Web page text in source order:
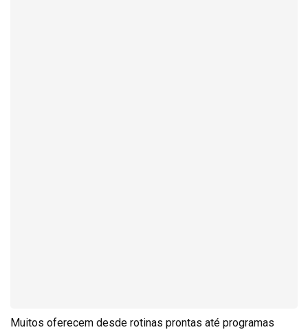
Muitos oferecem desde rotinas prontas até programas